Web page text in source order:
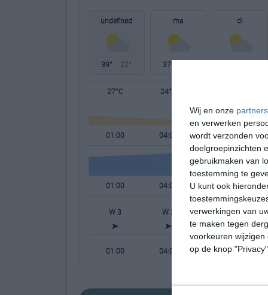
Wij en onze partners
en verwerken
wordt verzonden
doelgroepinzichten
gebruikmaken van
toestemming te
U kunt ook
verwerkingen van
te maken tegen
voorkeuren
op de knop
undefined
39° 22°
ma
37°
di
27°C 24°C
01:00 04:00 07:00
01:00 04:00 07:00
W 3 W 2 WNW 2
01:00 04:00 07:00